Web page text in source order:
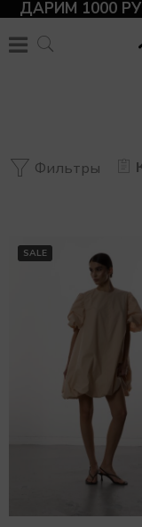
ДАРИМ 1000
Фильтры
SALE